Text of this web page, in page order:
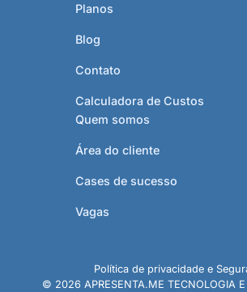
Planos
Blog
Contato
Calculadora de Custos
Quem somos
Área do cliente
Cases de sucesso
Vagas
© 2026 APRESENTA.ME TECNOLOGIA E
Política de privacidade e